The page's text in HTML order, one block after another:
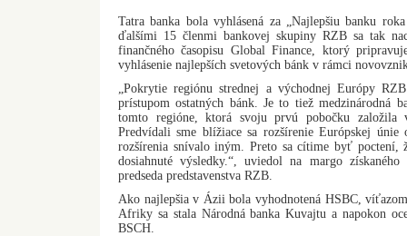
Tatra banka bola vyhlásená za „Najlepšiu banku
ďalšími 15 členmi bankovej skupiny RZB sa tak
finančného časopisu Global Finance, ktorý
vyhlásenie najlepších svetových bánk v rámci
„Pokrytie regiónu strednej a východnej Európy
prístupom ostatných bánk. Je to tiež medzinárodná
tomto regióne, ktorá svoju prvú pobočku
Predvídali sme blížiace sa rozšírenie Európskej únie
rozšírenia snívalo iným. Preto sa cítime byť poctení,
dosiahnuté výsledky.“, uviedol na margo získaného
predseda predstavenstva RZB.
Ako najlepšia v Ázii bola vyhodnotená HSBC,
Afriky sa stala Národná banka Kuvajtu a napokon
BSCH.